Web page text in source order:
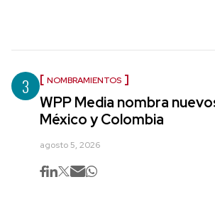
3 NOMBRAMIENTOS
WPP Media nombra
México y Colombia
agosto 5, 2026